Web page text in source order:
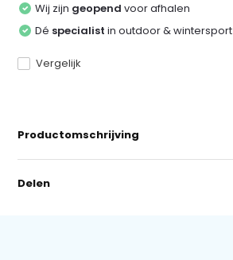
Wij zijn geopend voor afhalen
Dé specialist in outdoor & wintersport
Vergelijk
Productomschrijving
Delen